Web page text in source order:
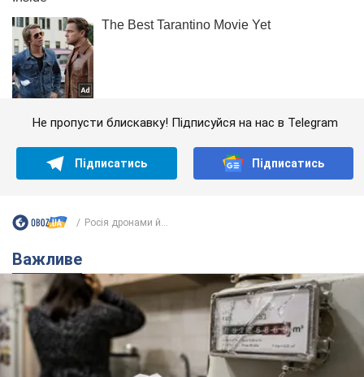
Не пропусти блискавку! Підписуйся на нас в Telegram
Підписатись Підписатись
Росія дронами й...
Важливе